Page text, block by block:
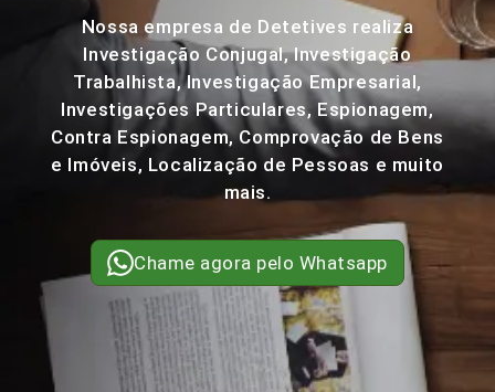
Nossa empresa de Detetives realiza
Investigação Conjugal, Investigação
Trabalhista, Investigação Empresarial,
Investigações Particulares, Espionagem,
Contra Espionagem, Comprovação de Bens
e Imóveis, Localização de Pessoas e muito
mais.
Chame agora pelo Whatsapp